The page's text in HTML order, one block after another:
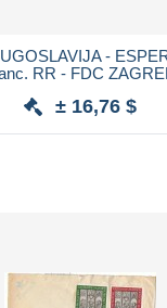
-
RR - FDC
± 16,76 $